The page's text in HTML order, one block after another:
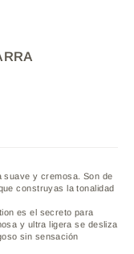
suave y cremosa. Son de
construyas la tonalidad
es el secreto para
y ultra ligera se desliza
sin sensación